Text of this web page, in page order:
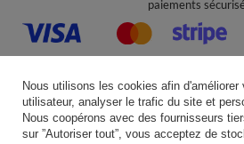
paiements
livraison pratique
Nous utilisons les cookies afin d'améliorer
utilisateur, analyser le trafic du site et
Nous coopérons avec des fournisseurs
sur ”Autoriser tout”, vous acceptez de